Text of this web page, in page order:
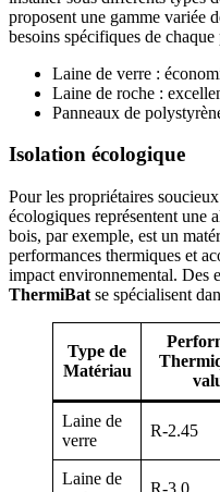
proposent une gamme variée
besoins spécifiques de chaque
Laine de verre :
Laine de roche :
Panneaux de
Isolation écologique
Pour les propriétaires
écologiques représentent une
bois, par exemple, est un
performances thermiques et
impact environnemental. Des
ThermiBat se spécialisent
Type de
Matériau
Laine de
verre
R-2.45
Laine de
R-3.0